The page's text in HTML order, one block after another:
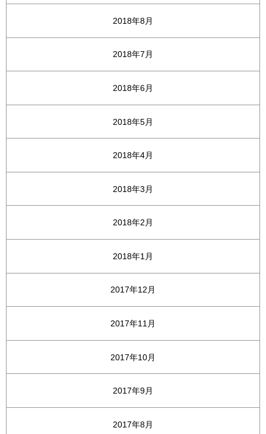
2018年8月
2018年7月
2018年6月
2018年5月
2018年4月
2018年3月
2018年2月
2018年1月
2017年12月
2017年11月
2017年10月
2017年9月
2017年8月